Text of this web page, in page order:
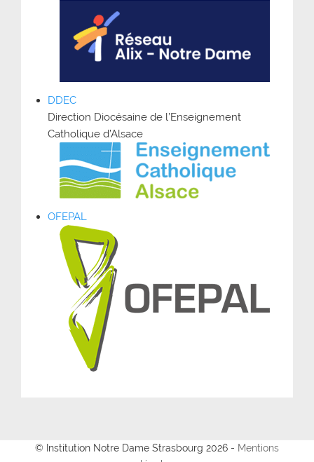
DDEC
Direction Diocésaine de l’Enseignement
Catholique d’Alsace
OFEPAL
© Institution Notre Dame Strasbourg 2026 - Mentions